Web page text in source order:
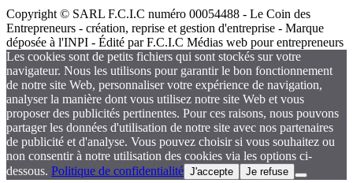
Copyright © SARL F.C.I.C numéro 00054488 - Le Coin des
Entrepreneurs - création, reprise et gestion d'entreprise - Marque
déposée à l'INPI - Édité par F.C.I.C Médias web pour entrepreneurs
Les cookies sont de petits fichiers qui sont stockés sur votre
navigateur. Nous les utilisons pour garantir le bon fonctionnement
de notre site Web, personnaliser votre expérience de navigation,
analyser la manière dont vous utilisez notre site Web et vous
proposer des publicités pertinentes. Pour ces raisons, nous pouvons
partager les données d'utilisation de notre site avec nos partenaires
de publicité et d'analyse. Vous pouvez choisir si vous souhaitez ou
non consentir à notre utilisation des cookies via les options ci-
dessous. Politique de confidentialité J'accepte Je refuse